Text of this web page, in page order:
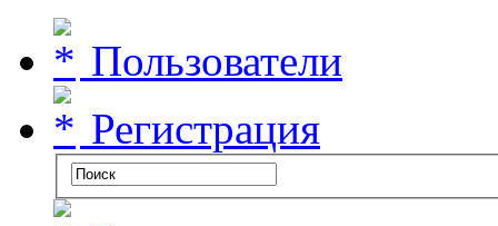
Пользователи
Регистрация